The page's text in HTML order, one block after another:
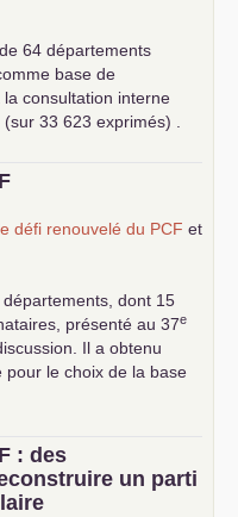
64 départements
base de
consultation interne
33 623 exprimés) .
défi renouvelé du PCF et
dont 15
présenté au 37e
Il a obtenu
pour le choix de la base
: des
un parti